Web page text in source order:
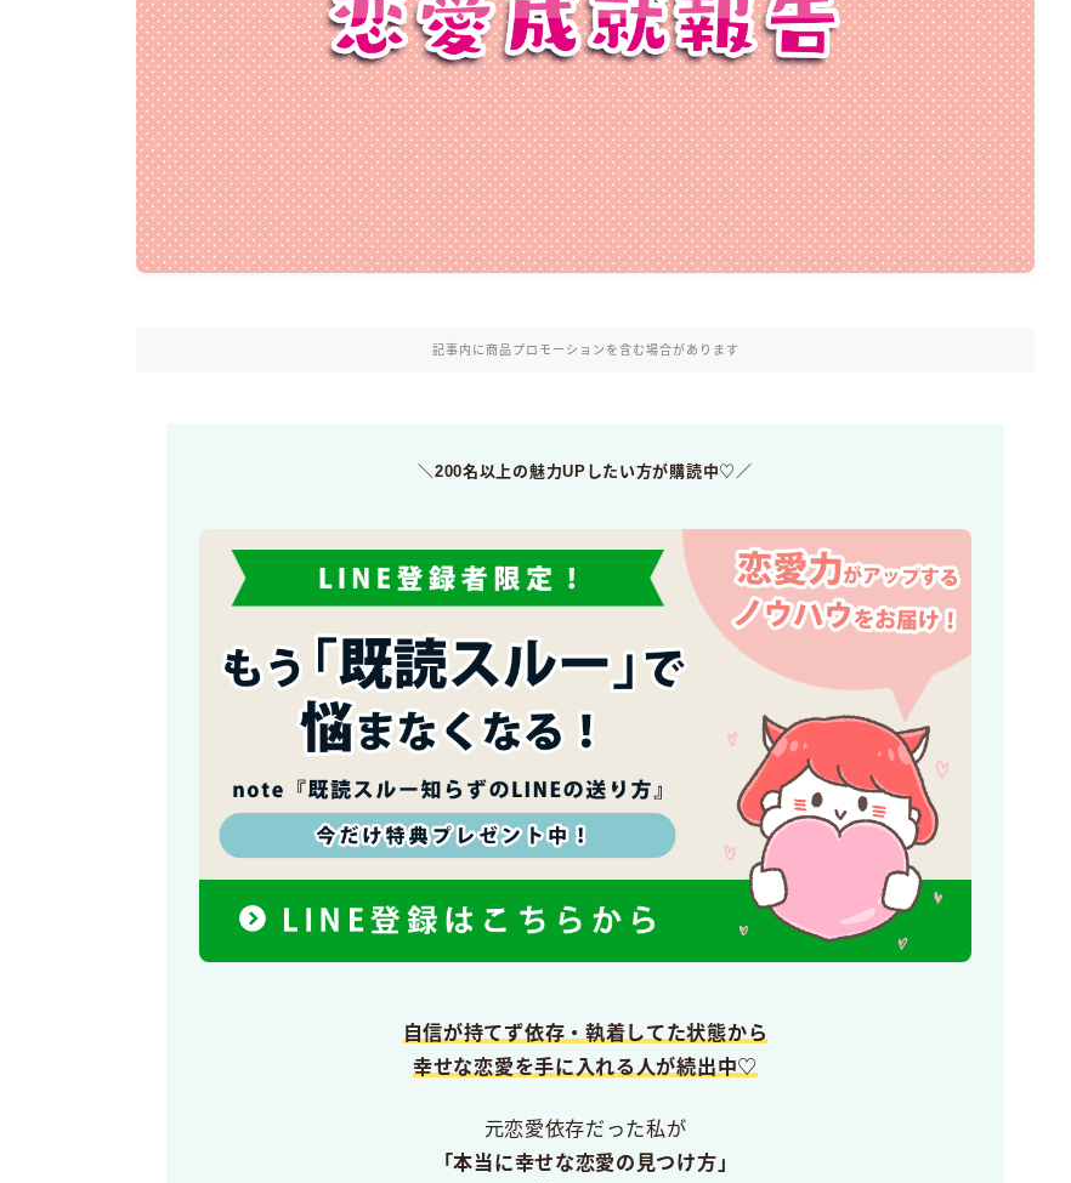
記事内に商品プロモーションを含む場合があります
＼200名以上の魅力UPしたい方が購読中♡／
自信が持てず依存・執着してた状態から
幸せな恋愛を手に入れる人が続出中♡
元恋愛依存だった私が
「本当に幸せな恋愛の見つけ方」